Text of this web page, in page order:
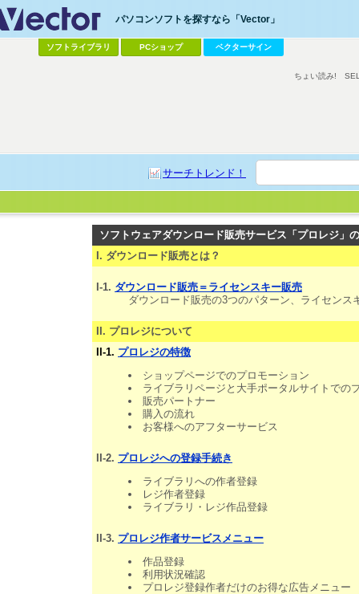
パソコンソフトを探すなら「Vector」
ソフトライブラリ PCショップ ベクターサイン
サーチトレンド！
ちょい読み!
ソフトウェアダウンロード販売サービス「プロレジ」
I. ダウンロード販売とは？
I-1. ダウンロード販売＝ライセンスキー販売
ダウンロード販売の3つのパターン、ライセンス
II. プロレジについて
II-1. プロレジの特徴
ショップページでのプロモーション
ライブラリページと大手ポータルサイトでの
販売パートナー
購入の流れ
お客様へのアフターサービス
II-2. プロレジへの登録手続き
ライブラリへの作者登録
レジ作者登録
ライブラリ・レジ作品登録
II-3. プロレジ作者サービスメニュー
作品登録
利用状況確認
プロレジ登録作者だけのお得な広告メニュー